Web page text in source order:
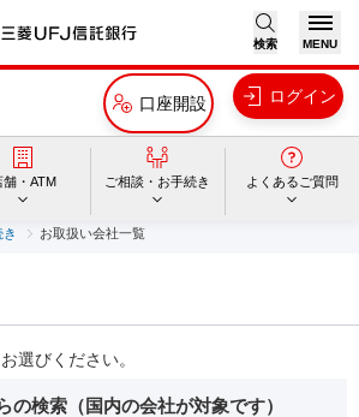
検索 MENU
口座開設 ログイン
舗・ATM ご相談・お手続き よくあるご質問
お取扱い会社一覧
選びください。
の検索（国内の会社が対象です）